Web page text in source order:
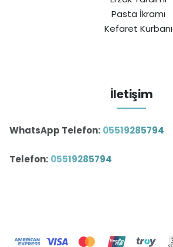
Pasta İkramı
Kefaret Kurbanı
İletişim
WhatsApp Telefon: 05519285794
Telefon: 05519285794